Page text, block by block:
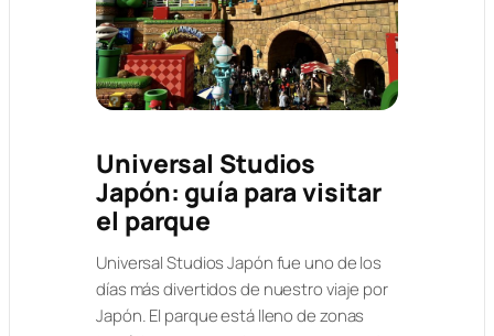
Universal Studios
Japón: guía para visitar
el parque
Universal Studios Japón fue uno de los
días más divertidos de nuestro viaje por
Japón. El parque está lleno de zonas